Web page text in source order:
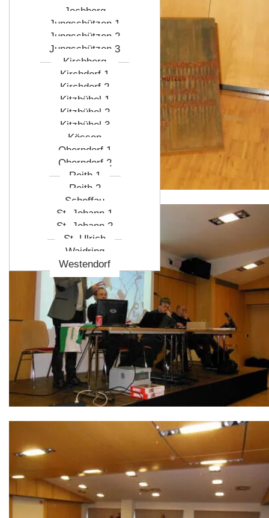
Jochberg
Jungschützen 1
Jungschützen 2
Jungschützen 3
Kirchberg
Kirchdorf 1
Kirchdorf 2
Kitzbühel 1
Kitzbühel 2
Kitzbühel 3
Kössen
Oberndorf 1
Oberndorf 2
Reith 1
Reith 2
Scheffau
St. Johann 1
St. Johann 2
St. Ulrich
Waidring
Westendorf